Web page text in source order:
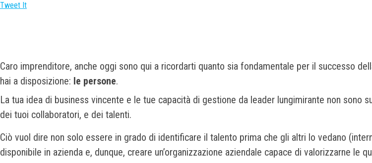
Tweet It
Caro imprenditore, anche oggi sono qui a ricordarti quanto sia fondamentale per il successo
hai a disposizione: le persone.
La tua idea di business vincente e le tue capacità di gestione da leader lungimirante non sono
dei tuoi collaboratori, e dei talenti.
Ciò vuol dire non solo essere in grado di identificare il talento prima che gli altri lo vedano
disponibile in azienda e, dunque, creare un’organizzazione aziendale capace di valorizzarne le